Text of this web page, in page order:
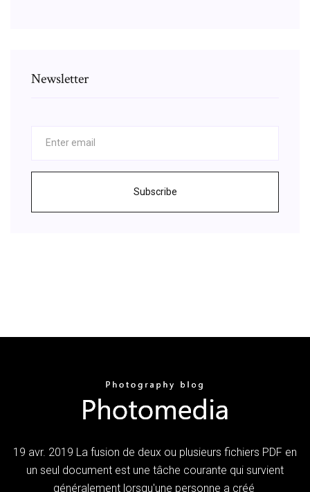
Newsletter
Subscribe
19 avr. 2019 La fusion de deux ou plusieurs fichiers PDF en
un seul document est une tâche courante qui survient
généralement lorsqu'une personne a créé